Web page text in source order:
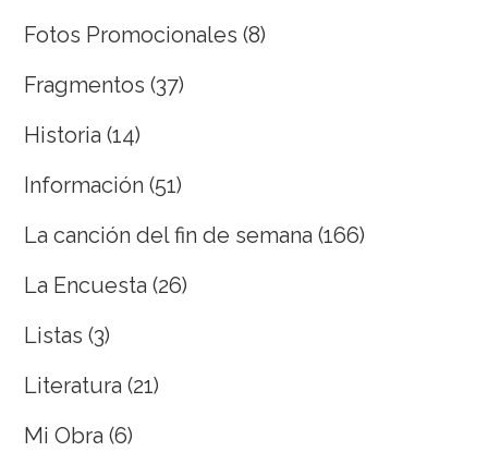
Fotos Promocionales (8)
Fragmentos (37)
Historia (14)
Información (51)
La canción del fin de semana (166)
La Encuesta (26)
Listas (3)
Literatura (21)
Mi Obra (6)